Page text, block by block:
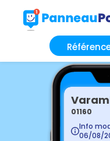
01160
Info
06/08/